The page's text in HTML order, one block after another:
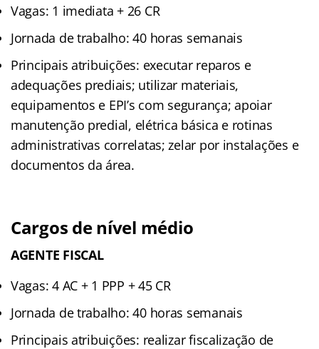
Vagas: 1 imediata + 26 CR
Jornada de trabalho: 40 horas semanais
Principais atribuições: executar reparos e
adequações prediais; utilizar materiais,
equipamentos e EPI’s com segurança; apoiar
manutenção predial, elétrica básica e rotinas
administrativas correlatas; zelar por instalações e
documentos da área.
Cargos de nível médio
AGENTE FISCAL
Vagas: 4 AC + 1 PPP + 45 CR
Jornada de trabalho: 40 horas semanais
Principais atribuições: realizar fiscalização de